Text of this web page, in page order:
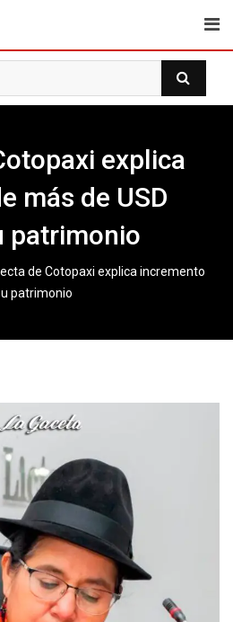
explica
más de USD
patrimonio
de Cotopaxi explica incremento
patrimonio